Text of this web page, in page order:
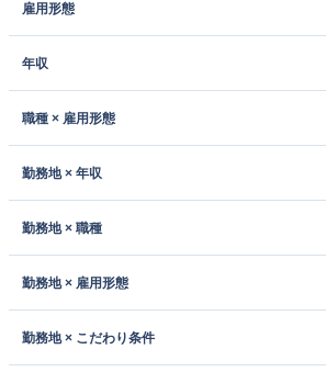
雇用形態
年収
職種 × 雇用形態
勤務地 × 年収
勤務地 × 職種
勤務地 × 雇用形態
勤務地 × こだわり条件